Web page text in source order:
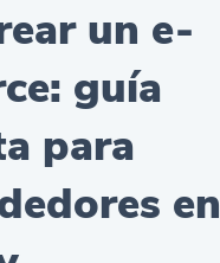
un e-
guía
para
en